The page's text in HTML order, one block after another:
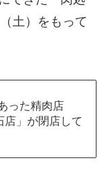
土）をもって
った精肉店
店」が閉店して